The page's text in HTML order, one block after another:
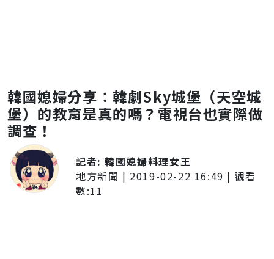
韓國媳婦分享：韓劇Sky城堡（天空城
堡）的教育是真的嗎？電視台也實際做
調查！
記者:韓國媳婦料理女王
地方新聞 | 2019-02-22 16:49 | 觀看
數:11